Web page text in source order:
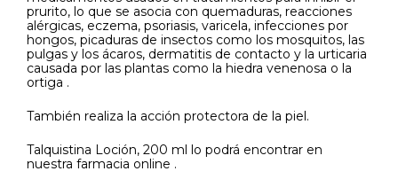
prurito, lo que se asocia con quemaduras, reacciones
alérgicas, eczema, psoriasis, varicela, infecciones por
hongos, picaduras de insectos como los mosquitos, las
pulgas y los ácaros, dermatitis de contacto y la urticaria
causada por las plantas como la hiedra venenosa o la
ortiga .
También realiza la acción protectora de la piel.
Talquistina Loción, 200 ml lo podrá encontrar en
nuestra farmacia online .